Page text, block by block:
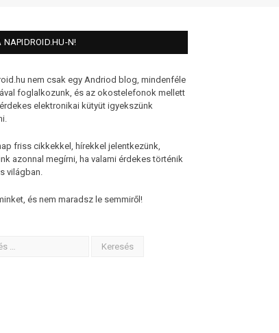
NAPIDROID.HU-N!
nem csak egy Andriod blog, mindenféle
foglalkozunk, és az okostelefonok mellett
elektronikai kütyüt igyekszünk
friss cikkekkel, hírekkel jelentkezünk,
azonnal megírni, ha valami érdekes történik
világban.
és nem maradsz le semmiről!